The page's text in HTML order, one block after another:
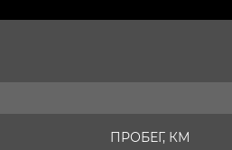
ПРОБЕГ, КМ